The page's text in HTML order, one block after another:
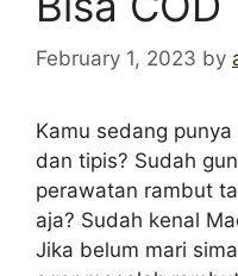
February 1, 2023 by
Kamu sedang
dan tipis? Sudah
perawatan rambut
aja? Sudah kenal
Jika belum mari